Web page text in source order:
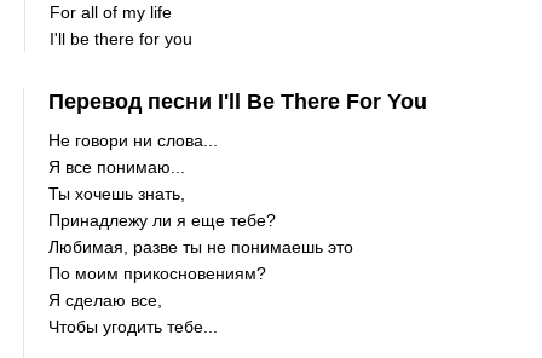
For all of my life
I'll be there for you
Перевод песни I'll Be There For You
Не говори ни слова...
Я все понимаю...
Ты хочешь знать,
Принадлежу ли я еще тебе?
Любимая, разве ты не понимаешь это
По моим прикосновениям?
Я сделаю все,
Чтобы угодить тебе...